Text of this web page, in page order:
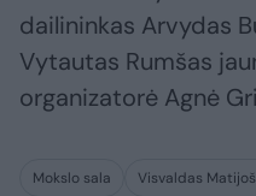
dailininkas Arvydas
Vytautas Rumšas
organizatorė Agnė
Mokslo sala Visvaldas